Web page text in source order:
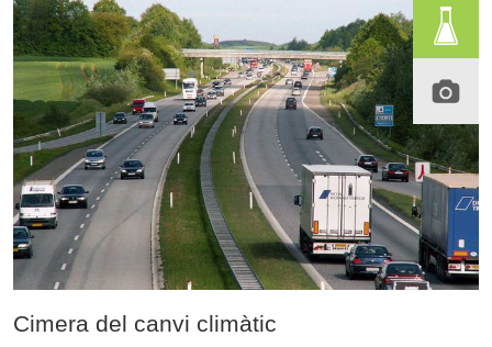
Cimera del canvi climàtic